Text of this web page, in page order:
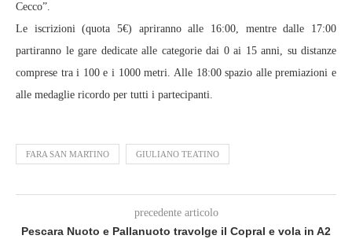
Cecco”.
Le iscrizioni (quota 5€) apriranno alle 16:00, mentre dalle 17:00
partiranno le gare dedicate alle categorie dai 0 ai 15 anni, su distanze
comprese tra i 100 e i 1000 metri. Alle 18:00 spazio alle premiazioni e
alle medaglie ricordo per tutti i partecipanti.
FARA SAN MARTINO GIULIANO TEATINO
precedente articolo
Pescara Nuoto e Pallanuoto travolge il Copral e vola in A2